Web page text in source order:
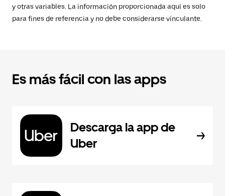
y otras variables. La información proporcionada aquí es solo
para fines de referencia y no debe considerarse vinculante.
Es más fácil con las apps
Descarga la app de
Uber